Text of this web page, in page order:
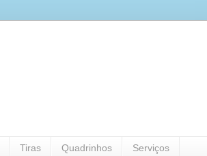
Tiras Quadrinhos Serviços